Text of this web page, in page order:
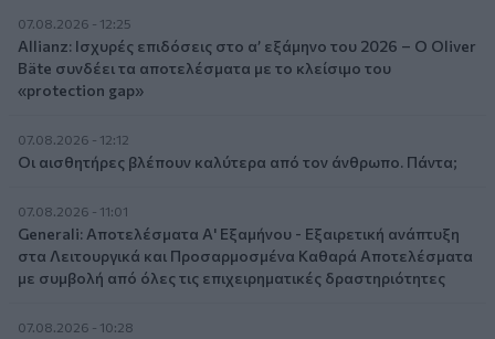
07.08.2026 - 12:25
Allianz: Ισχυρές επιδόσεις στο α’ εξάμηνο του 2026 – Ο Oliver
Bäte συνδέει τα αποτελέσματα με το κλείσιμο του
«protection gap»
07.08.2026 - 12:12
Οι αισθητήρες βλέπουν καλύτερα από τον άνθρωπο. Πάντα;
07.08.2026 - 11:01
Generali: Αποτελέσματα Α' Εξαμήνου - Εξαιρετική ανάπτυξη
στα Λειτουργικά και Προσαρμοσμένα Καθαρά Αποτελέσματα
με συμβολή από όλες τις επιχειρηματικές δραστηριότητες
07.08.2026 - 10:28